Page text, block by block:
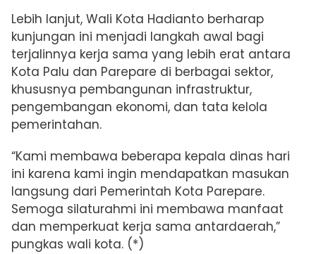
Lebih lanjut, Wali Kota Hadianto berharap
kunjungan ini menjadi langkah awal bagi
terjalinnya kerja sama yang lebih erat antara
Kota Palu dan Parepare di berbagai sektor,
khususnya pembangunan infrastruktur,
pengembangan ekonomi, dan tata kelola
pemerintahan.
“Kami membawa beberapa kepala dinas hari
ini karena kami ingin mendapatkan masukan
langsung dari Pemerintah Kota Parepare.
Semoga silaturahmi ini membawa manfaat
dan memperkuat kerja sama antardaerah,”
pungkas wali kota. (*)